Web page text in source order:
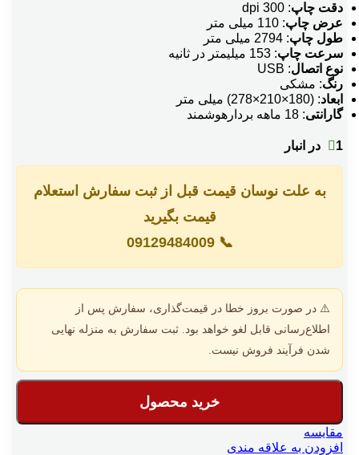
دقت چاپ: 300 dpi
عرض چاپ: 110 میلی متر
طول چاپ: 2794 میلی متر
سرعت چاپ: 153 میلیمتر در ثانیه
نوع اتصال: USB
رنگ: مشکی
ابعاد: (180×210×278) میلی متر
گارانتی: 18 ماهه بردارهوشمند
1 در انبار
به علت نوسان قیمت قبل از ثبت سفارش استعلام
قیمت بگیرید
📞
09129484009
⚠️ در صورت بروز خطا در قیمت‌گذاری، سفارش پس از
اطلاع‌رسانی قابل لغو خواهد بود. ثبت سفارش به منزله نهایی
شدن فرآیند فروش نیست.
خرید محصول
مقایسه
افزودن به علاقه مندی